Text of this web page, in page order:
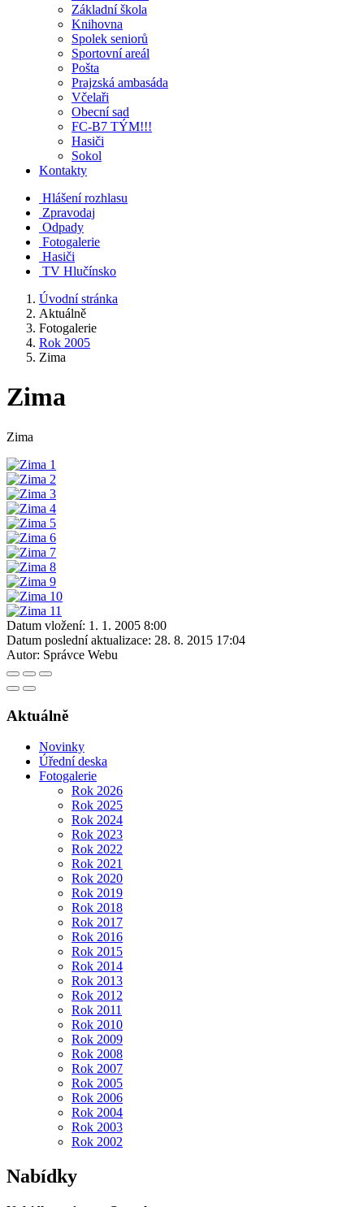
Základní škola
Knihovna
Spolek seniorů
Sportovní areál
Pošta
Prajzská ambasáda
Včelaři
Obecní sad
FC-B7 TÝM!!!
Hasiči
Sokol
Kontakty
Hlášení rozhlasu
Zpravodaj
Odpady
Fotogalerie
Hasiči
TV Hlučínsko
Úvodní stránka
Aktuálně
Fotogalerie
Rok 2005
Zima
Zima
Zima
Datum vložení: 1. 1. 2005 8:00
Datum poslední aktualizace: 28. 8. 2015 17:04
Autor: Správce Webu
Aktuálně
Novinky
Úřední deska
Fotogalerie
Rok 2026
Rok 2025
Rok 2024
Rok 2023
Rok 2022
Rok 2021
Rok 2020
Rok 2019
Rok 2018
Rok 2017
Rok 2016
Rok 2015
Rok 2014
Rok 2013
Rok 2012
Rok 2011
Rok 2010
Rok 2009
Rok 2008
Rok 2007
Rok 2005
Rok 2006
Rok 2004
Rok 2003
Rok 2002
Nabídky